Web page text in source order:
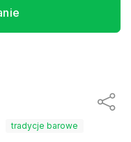
tradycje barowe